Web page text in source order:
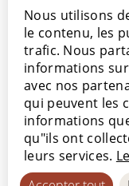
Notre salle d’exposition
Nos points de vente
Avec le soutien de
Nous utilisons
le contenu, les
trafic. Nous
informations
avec nos
qui peuvent les
informations
qu"ils ont
leurs services.